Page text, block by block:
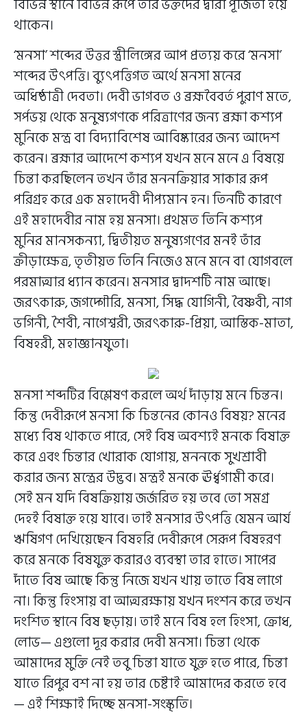
বিভিন্ন স্থানে বিভিন্ন রূপে তাঁর ভক্তদের দ্বারা পূজিতা হয়ে
থাকেন।
‘মনসা’ শব্দের উত্তর স্ত্রীলিঙ্গের আপ প্রত্যয় করে ‘মনসা’
শব্দের উৎপত্তি। ব্যুৎপত্তিগত অর্থে মনসা মনের
অধিষ্ঠাত্রী দেবতা। দেবী ভাগবত ও ব্রহ্মবৈবর্ত পুরাণ মতে,
সর্পভয় থেকে মনুষ্যগণকে পরিত্রাণের জন্য ব্রহ্মা কশ্যপ
মুনিকে মন্ত্র বা বিদ্যাবিশেষ আবিষ্কারের জন্য আদেশ
করেন। ব্রহ্মার আদেশে কশ্যপ যখন মনে মনে এ বিষয়ে
চিন্তা করছিলেন তখন তাঁর মননক্রিয়ার সাকার রূপ
পরিগ্রহ করে এক মহাদেবী দীপ্যমান হন। তিনটি কারণে
এই মহাদেবীর নাম হয় মনসা। প্রথমত তিনি কশ্যপ
মুনির মানসকন্যা, দ্বিতীয়ত মনুষ্যগণের মনই তাঁর
ক্রীড়াক্ষেত্র, তৃতীয়ত তিনি নিজেও মনে মনে বা যোগবলে
পরমাত্মার ধ্যান করেন। মনসার দ্বাদশটি নাম আছে।
জরৎকারু, জগদ্গৌরি, মনসা, সিদ্ধ যোগিনী, বৈষ্ণবী, নাগ
ভগিনী, শৈবী, নাগেশ্বরী, জরৎকারু-প্রিয়া, আস্তিক-মাতা,
বিষহরী, মহাজ্ঞানযুতা।
মনসা শব্দটির বিশ্লেষণ করলে অর্থ দাঁড়ায় মনে চিন্তন।
কিন্তু দেবীরূপে মনসা কি চিন্তনের কোনও বিষয়? মনের
মধ্যে বিষ থাকতে পারে, সেই বিষ অবশ্যই মনকে বিষাক্ত
করে এবং চিন্তার খোরাক যোগায়, মননকে সুখশ্রাবী
করার জন্য মন্ত্রের উদ্ভব। মন্ত্রই মনকে ঊর্ধ্বগামী করে।
সেই মন যদি বিষক্রিয়ায় জর্জরিত হয় তবে তো সমগ্র
দেহই বিষাক্ত হয়ে যাবে। তাই মনসার উৎপত্তি যেমন আর্য
ঋষিগণ দেখিয়েছেন বিষহরি দেবীরূপে সেরূপ বিষহরণ
করে মনকে বিষযুক্ত করারও ব্যবস্থা তার হাতে। সাপের
দাঁতে বিষ আছে কিন্তু নিজে যখন খায় তাতে বিষ লাগে
না। কিন্তু হিংসায় বা আত্মরক্ষায় যখন দংশন করে তখন
দংশিত স্থানে বিষ ছড়ায়। তাই মনে বিষ হল হিংসা, ক্রোধ,
লোভ— এগুলো দূর করার দেবী মনসা। চিন্তা থেকে
আমাদের মুক্তি নেই তবু চিন্তা যাতে যুক্ত হতে পারে, চিন্তা
যাতে রিপুর বশ না হয় তার চেষ্টাই আমাদের করতে হবে
— এই শিক্ষাই দিচ্ছে মনসা-সংস্কৃতি।